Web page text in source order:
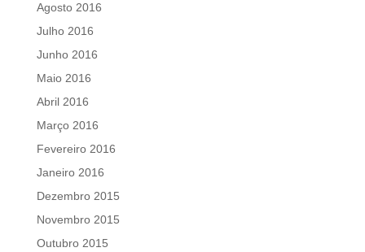
Agosto 2016
Julho 2016
Junho 2016
Maio 2016
Abril 2016
Março 2016
Fevereiro 2016
Janeiro 2016
Dezembro 2015
Novembro 2015
Outubro 2015